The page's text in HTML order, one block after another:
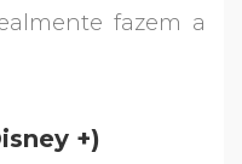
fazem a
+)